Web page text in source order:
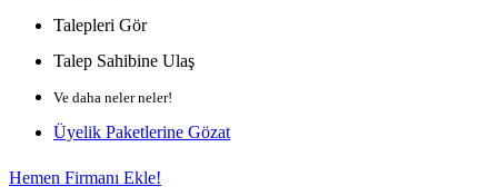
Talepleri Gör
Talep Sahibine Ulaş
Ve daha neler neler!
Üyelik Paketlerine Gözat
Hemen Firmanı Ekle!